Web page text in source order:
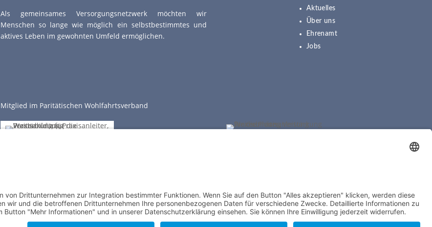
Als gemeinsames Versorgungsnetzwerk möchten wir
Menschen so lange wie möglich ein selbstbestimmtes und
aktives Leben im gewohnten Umfeld ermöglichen.
Aktuelles
Über uns
Ehrenamt
Jobs
Mitglied im Paritätischen Wohlfahrtsverband